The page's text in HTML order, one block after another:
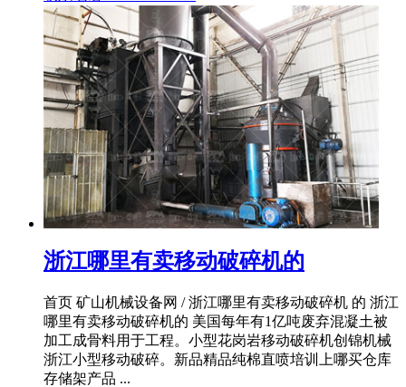
浙江哪里有卖移动破碎机的
首页 矿山机械设备网 / 浙江哪里有卖移动破碎机 的 浙江
哪里有卖移动破碎机的 美国每年有1亿吨废弃混凝土被
加工成骨料用于工程。小型花岗岩移动破碎机创锦机械
浙江小型移动破碎。新品精品纯棉直喷培训上哪买仓库
存储架产品 ...